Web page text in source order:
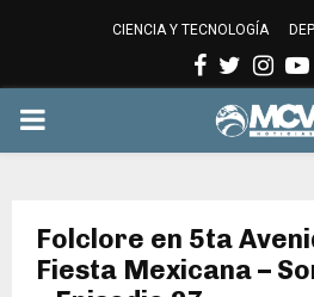
CIENCIA Y TECNOLOGÍA
Facebook
Twitter
PRIMARY
Folclore en 5ta
Fiesta Mexicana –